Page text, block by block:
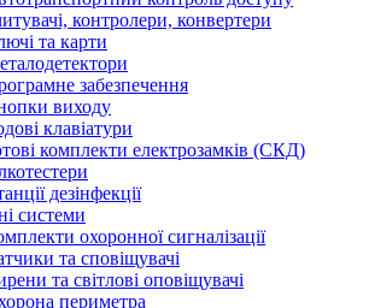
контролери, конвертери
та карти
забезпечення
виходу
клавіатури
комплекти електрозамків (СКД)
дезінфекції
системи
охоронної сигналізації
та сповіщувачі
та світлові оповіщувачі
периметра